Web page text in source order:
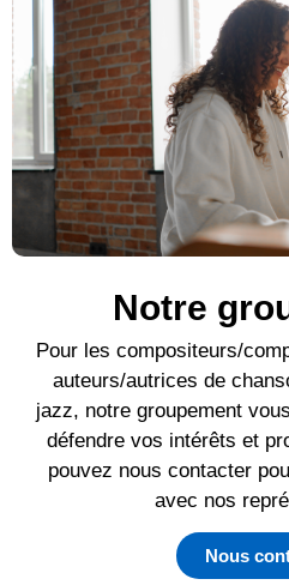
Notre
Pour les compositeurs/
auteurs/autrices de c
jazz, notre groupement
défendre vos intérêts et
pouvez nous contacter
avec nos
Nous